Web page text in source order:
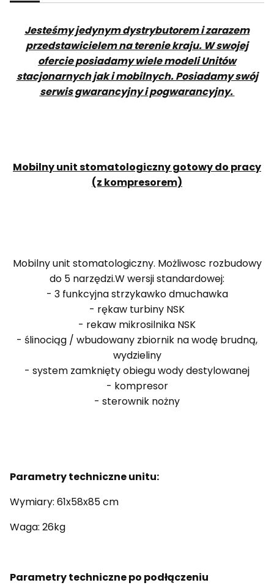
Jesteśmy jedynym dystrybutorem i zarazem
przedstawicielem na terenie kraju. W swojej
ofercie posiadamy wiele modeli Unitów
stacjonarnych jak i mobilnych. Posiadamy swój
serwis gwarancyjny i pogwarancyjny.
Mobilny unit stomatologiczny gotowy do pracy
(z kompresorem)
Mobilny unit stomatologiczny. Możliwosc rozbudowy
do 5 narzędzi.W wersji standardowej:
- 3 funkcyjna strzykawko dmuchawka
- rękaw turbiny NSK
- rekaw mikrosilnika NSK
- ślinociąg / wbudowany zbiornik na wodę brudną,
wydzieliny
- system zamknięty obiegu wody destylowanej
- kompresor
- sterownik nożny
Parametry techniczne unitu:
Wymiary: 61x58x85 cm
Waga: 26kg
Parametry techniczne po podłączeniu